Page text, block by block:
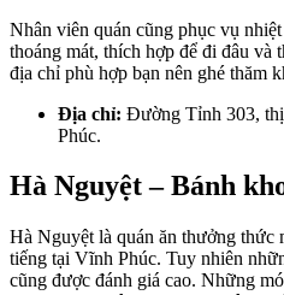
Nhân viên quán cũng phục vụ
thoáng mát, thích hợp để đi đâu và
địa chỉ phù hợp bạn nên ghé thăm
Địa chỉ: Đường Tỉnh 303,
Phúc.
Hà Nguyệt – Bánh
Hà Nguyệt là quán ăn thưởng thức
tiếng tại Vĩnh Phúc. Tuy nhiên
cũng được đánh giá cao. Những